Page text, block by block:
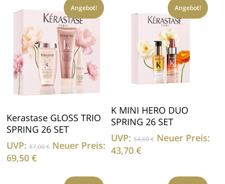
Angebot!
Kerastase GLOSS TRIO
SPRING 26 SET
UVP: 87,00€ Ursprünglicher
87,00 €
Neuer Preis:
69,50€Aktueller
Angebot!
K MINI HERO DUO
SPRING 26 SET
UVP: 54,60€ Ursprünglicher
Neuer Preis:
43,70€Aktueller